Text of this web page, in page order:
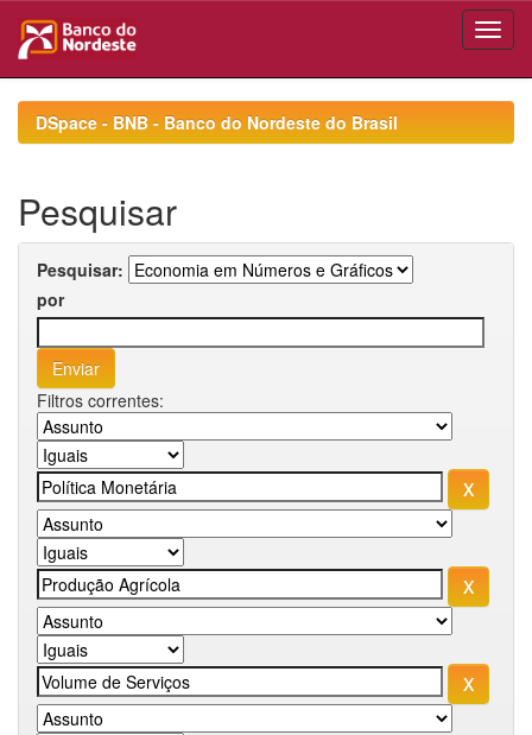
navigationDSpace - BNB - Banco do Nordeste do Brasil
Pesquisar
Pesquisar:
por
Filtros correntes: